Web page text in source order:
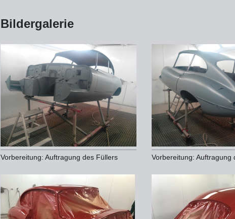
Bildergalerie
Vorbereitung: Auftragung des Füllers Vorbereitung: Auftragung